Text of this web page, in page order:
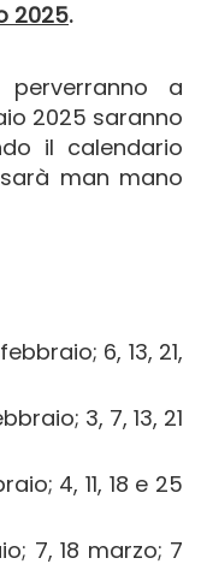
2025.
a
2025 saranno
il calendario
man mano
6, 13, 21,
3, 7, 13, 21
4, 11, 18 e 25
7, 18 marzo; 7